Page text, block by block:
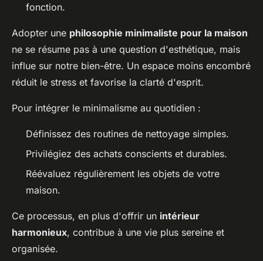
fonction.
Adopter une philosophie minimaliste pour la maison
ne se résume pas à une question d'esthétique, mais
influe sur notre bien-être. Un espace moins encombré
réduit le stress et favorise la clarté d'esprit.
Pour intégrer le minimalisme au quotidien :
Définissez des routines de nettoyage simples.
Privilégiez des achats conscients et durables.
Réévaluez régulièrement les objets de votre
maison.
Ce processus, en plus d'offrir un intérieur
harmonieux, contribue à une vie plus sereine et
organisée.